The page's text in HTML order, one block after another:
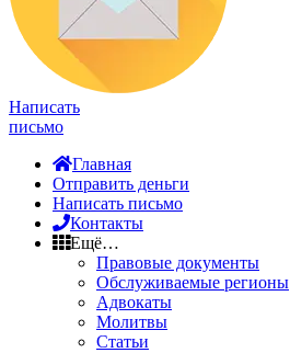
Написать
письмо
Главная
Отправить деньги
Написать письмо
Контакты
Ещё…
Правовые документы
Обслуживаемые регионы
Адвокаты
Молитвы
Статьи